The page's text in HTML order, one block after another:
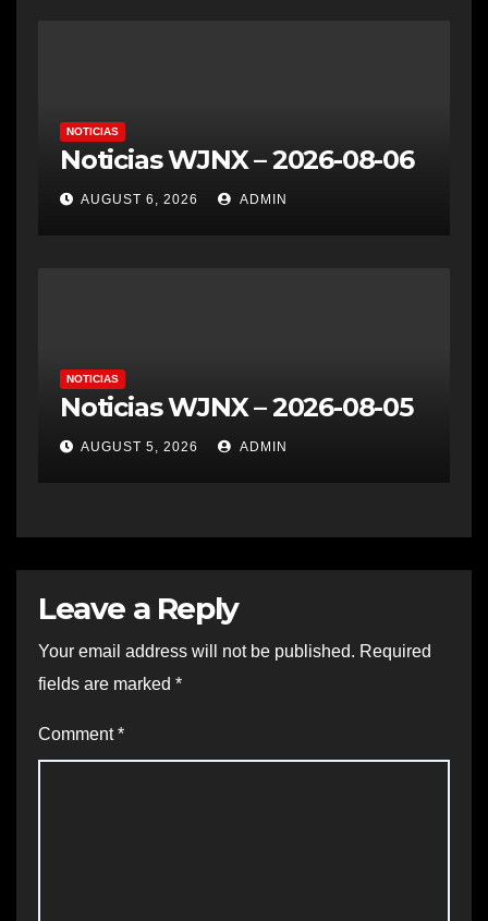
NOTICIAS
Noticias WJNX – 2026-08-06
AUGUST 6, 2026 ADMIN
NOTICIAS
Noticias WJNX – 2026-08-05
AUGUST 5, 2026 ADMIN
Leave a Reply
Your email address will not be published. Required
fields are marked *
Comment*